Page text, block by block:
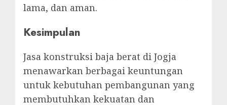
lama, dan aman.
Kesimpulan
Jasa konstruksi baja berat di Jogja
menawarkan berbagai keuntungan
untuk kebutuhan pembangunan yang
membutuhkan kekuatan dan